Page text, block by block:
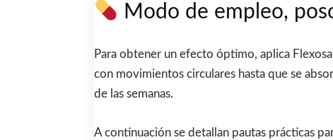
Modo de empleo,
Para obtener un efecto óptimo, aplica
con movimientos circulares hasta que se
de las semanas.
A continuación se detallan pautas prácticas